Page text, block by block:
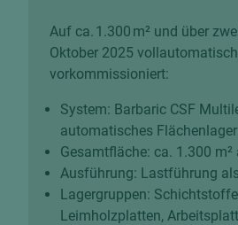
Auf ca. 1.300 m² und über
Oktober 2025 vollautomatisch
vorkommissioniert:
System: Barbaric CSF
automatisches Flächenlager
Gesamtfläche: ca. 1.300
Ausführung: Lastführung
Lagergruppen:
Leimholzplatten,